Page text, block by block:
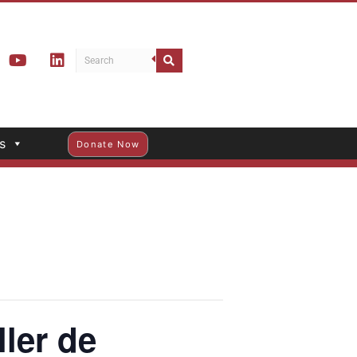
Donate Now
de